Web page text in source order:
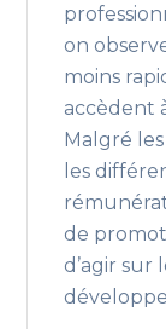
on
moins
accèdent
Malgré
les
de
d’agir sur